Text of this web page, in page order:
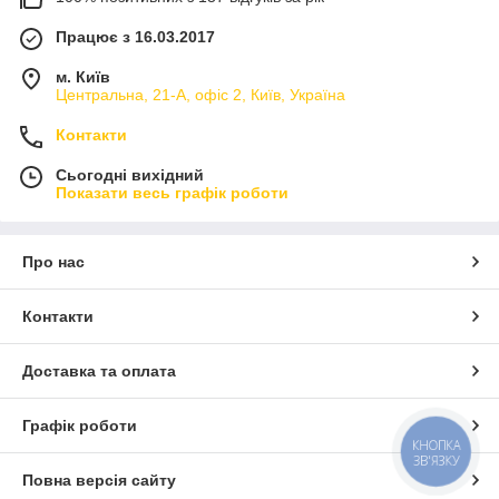
🔹 Для барів та нічних клубів
коктейлів без втрат
🔹
Для ресторанів
🔹
Для готелів– автоматизоване обслуговування гостей
Дозатори алкоголю – це інвестиція, яка окупається
швидко, зменшуючи витрати та збільшуючи
прибутковість вашого закладу.
Працює з 16.03.2017
м. Київ
Центральна, 21-А, офіс 2, Київ, Україна
Контакти
Сьогодні вихідний
Показати весь графік роботи
Про нас
Контакти
Доставка та оплата
Графік роботи
Повна версія сайту
КНОПКА
ЗВ'ЯЗКУ